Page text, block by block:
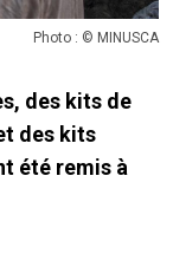
Photo : © MINUSCA
des kits de
des kits
été remis à